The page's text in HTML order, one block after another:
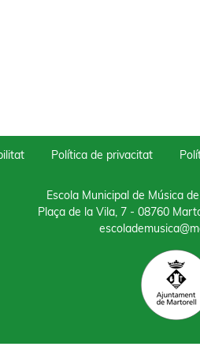
Política de privacitat
Escola Municipal de Música
Plaça de la Vila, 7 - 08760